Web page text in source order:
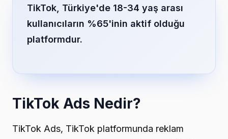
TikTok, Türkiye'de 18-34 yaş arası
kullanıcıların %65'inin aktif olduğu
platformdur.
TikTok Ads Nedir?
TikTok Ads, TikTok platformunda reklam